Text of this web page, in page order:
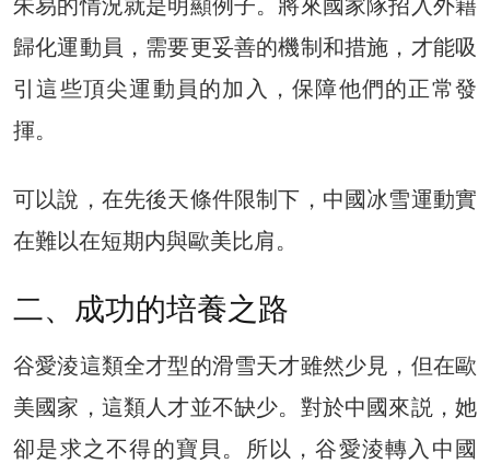
歸化運動員，需要更妥善的機制和措施，才能吸
引這些頂尖運動員的加入，保障他們的正常發
揮。
可以說，在先後天條件限制下，中國冰雪運動實
在難以在短期内與歐美比肩。
二、成功的培養之路
谷愛淩這類全才型的滑雪天才雖然少見，但在歐
美國家，這類人才並不缺少。對於中國來説，她
卻是求之不得的寶貝。所以，谷愛淩轉入中國